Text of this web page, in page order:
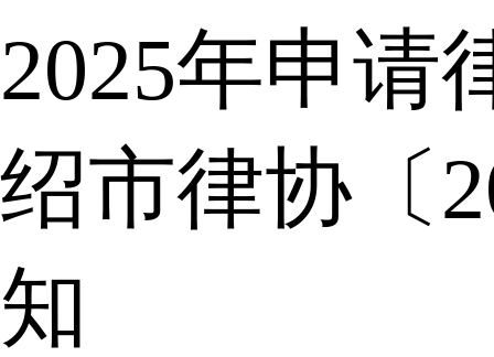
2025年申请
绍市律协〔
知